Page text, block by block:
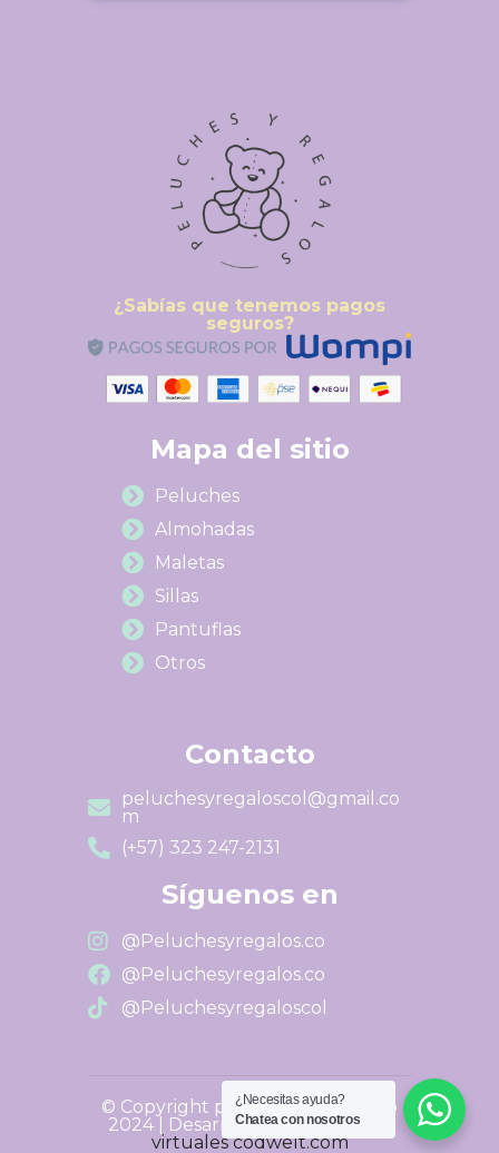
¿Sabías que tenemos pagos
seguros?
Mapa del sitio
Peluches
Almohadas
Maletas
Sillas
Pantuflas
Otros
Contacto
peluchesyregaloscol@gmail.co
m
(+57) 323 247-2131
Síguenos en
@Peluchesyregalos.co
@Peluchesyregalos.co
@Peluchesyregaloscol
© Copyright peluchesyregalos.co
2024 | Desarrollado porTiendas
virtuales codwelt.com
¿Necesitas ayuda?
Chatea con nosotros